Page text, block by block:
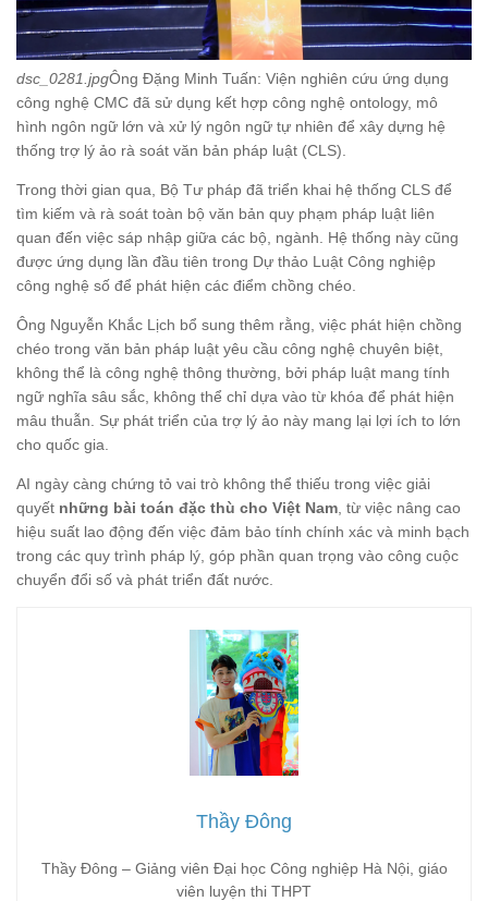
dsc_0281.jpgÔng Đặng Minh Tuấn: Viện nghiên cứu ứng dụng
công nghệ CMC đã sử dụng kết hợp công nghệ ontology, mô
hình ngôn ngữ lớn và xử lý ngôn ngữ tự nhiên để xây dựng hệ
thống trợ lý ảo rà soát văn bản pháp luật (CLS).
Trong thời gian qua, Bộ Tư pháp đã triển khai hệ thống CLS để
tìm kiếm và rà soát toàn bộ văn bản quy phạm pháp luật liên
quan đến việc sáp nhập giữa các bộ, ngành. Hệ thống này cũng
được ứng dụng lần đầu tiên trong Dự thảo Luật Công nghiệp
công nghệ số để phát hiện các điểm chồng chéo.
Ông Nguyễn Khắc Lịch bổ sung thêm rằng, việc phát hiện chồng
chéo trong văn bản pháp luật yêu cầu công nghệ chuyên biệt,
không thể là công nghệ thông thường, bởi pháp luật mang tính
ngữ nghĩa sâu sắc, không thể chỉ dựa vào từ khóa để phát hiện
mâu thuẫn. Sự phát triển của trợ lý ảo này mang lại lợi ích to lớn
cho quốc gia.
AI ngày càng chứng tỏ vai trò không thể thiếu trong việc giải
quyết những bài toán đặc thù cho Việt Nam, từ việc nâng cao
hiệu suất lao động đến việc đảm bảo tính chính xác và minh bạch
trong các quy trình pháp lý, góp phần quan trọng vào công cuộc
chuyển đổi số và phát triển đất nước.
Thầy Đông
Thầy Đông – Giảng viên Đại học Công nghiệp Hà Nội, giáo
viên luyện thi THPT